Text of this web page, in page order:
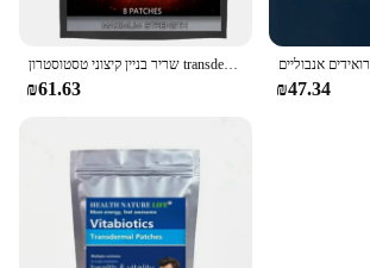
שריר בניין קיצוני טסטוסטרון transdermal טלאים סטרואידים המאיץ אנבוליים, עם ויטמין b6 טלאים, עשוי בארה "ב.
₪61.63 ₪47.34